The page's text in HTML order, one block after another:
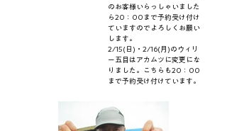
のお客様いらっしゃいました
ら20：00まで予約受け付け
ていますのでよろしくお願い
します。
2/15(日)・2/16(月)のウィリ
ー五目はアカムツに変更にな
りました。こちらも20：00
まで予約受け付けています。